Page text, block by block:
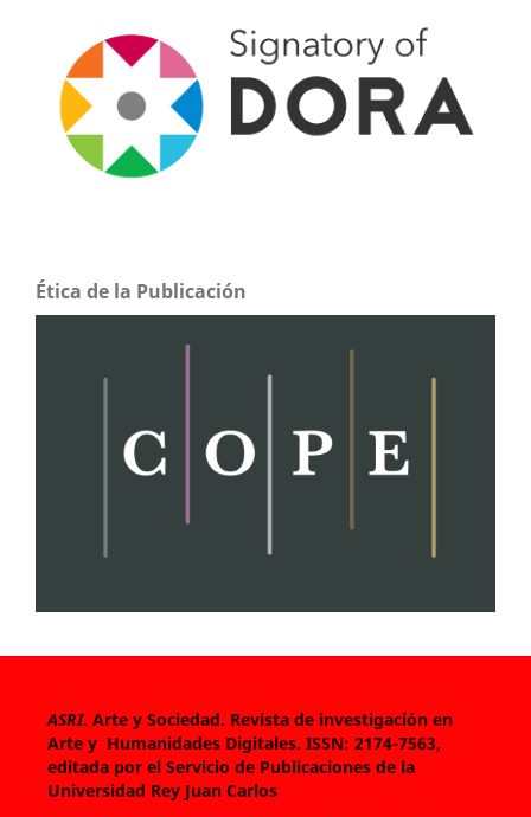
Ética de la Publicación
ASRI. Arte y Sociedad. Revista de investigación en
Arte y Humanidades Digitales. ISSN: 2174-7563,
editada por el Servicio de Publicaciones de la
Universidad Rey Juan Carlos